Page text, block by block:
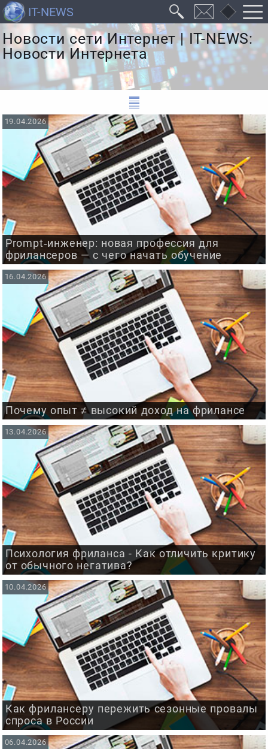
Новости сети Интернет | IT-NEWS:
Новости Интернета
Prompt‑инженер: новая профессия для
фрилансеров — с чего начать обучение
19.04.2026
Почему опыт ≠ высокий доход на фрилансе
16.04.2026
Психология фриланса - Как отличить критику
от обычного негатива?
13.04.2026
Как фрилансеру пережить сезонные провалы
спроса в России
10.04.2026
06.04.2026